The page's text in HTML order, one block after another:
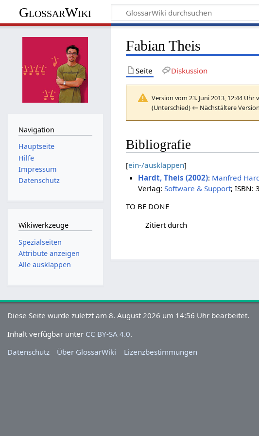
GlossarWiki
Fabian Theis
Seite Diskussion
Version vom 23. Juni 2013, 12:44 Uhr
(Unterschied) ← Nächstältere
Bibliografie
[ein-/ausklappen]
Hardt, Theis (2002): Manfred
Verlag: Software & Support; ISBN:
TO BE DONE
Zitiert durch
Navigation
Hauptseite
Hilfe
Impressum
Datenschutz
Wikiwerkzeuge
Spezialseiten
Attribute anzeigen
Alle ausklappen
Diese Seite wurde zuletzt am 8. August 2026 um 14:56 Uhr bearbeitet.
Inhalt verfügbar unter CC BY-SA 4.0.
Datenschutz
Über GlossarWiki Lizenzbestimmungen